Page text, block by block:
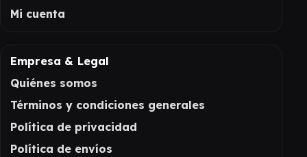
Mi cuenta
Empresa & Legal
Quiénes somos
Términos y condiciones generales
Política de privacidad
Política de envíos